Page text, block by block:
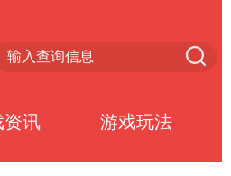
资讯 游戏玩法